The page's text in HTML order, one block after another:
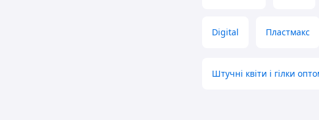
Digital Пластмакс
Штучні квіти і гілки